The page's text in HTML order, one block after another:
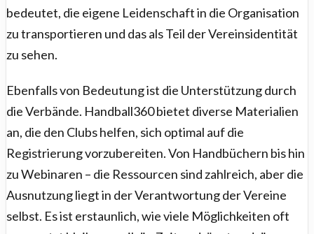
bedeutet, die eigene Leidenschaft in die Organisation
zu transportieren und das als Teil der Vereinsidentität
zu sehen.
Ebenfalls von Bedeutung ist die Unterstützung durch
die Verbände. Handball360 bietet diverse Materialien
an, die den Clubs helfen, sich optimal auf die
Registrierung vorzubereiten. Von Handbüchern bis hin
zu Webinaren – die Ressourcen sind zahlreich, aber die
Ausnutzung liegt in der Verantwortung der Vereine
selbst. Es ist erstaunlich, wie viele Möglichkeiten oft